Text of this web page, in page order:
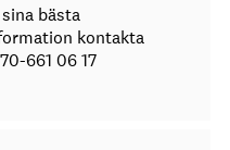
bästa
kontakta
661 06 17